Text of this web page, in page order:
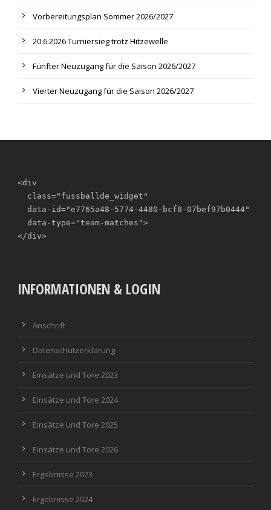
Vorbereitungsplan Sommer 2026/2027
20.6.2026 Turniersieg trotz Hitzewelle
Fünfter Neuzugang für die Saison 2026/2027
Vierter Neuzugang für die Saison 2026/2027
<div
</div>
INFORMATIONEN & LOGIN
Anschrift
Datenschutzerklärung
Einsätze und Tore 2023
Einsätze und Tore 2024
Einsätze und Tore 2025
Einsätze und Tore 2026
Ergebnisse 2023
Ergebnisse 2024